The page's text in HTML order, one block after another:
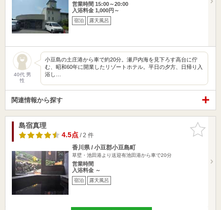
営業時間 15:00～20:00
入浴料金 1,000円～
宿泊 露天風呂
40代 男
性
小豆島の土庄港から車で約20分。瀬戸内海を見下ろす高台に佇
む、昭和60年に開業したリゾートホテル。平日の夕方、日帰り入
浴し…
関連情報から探す
お気に入
りに追加
島宿真理
4.5点/ 2 件
香川県 / 小豆郡小豆島町
草壁・池田港より送迎有池田港から車で20分
営業時間
入浴料金 ～
宿泊 露天風呂